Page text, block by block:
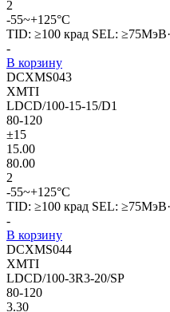
2
-55~+125°C
TID: ≥100 крад SEL:
-
В корзину
DCXMS043
XMTI
LDCD/100-15-15/D1
80-120
±15
15.00
80.00
2
-55~+125°C
TID: ≥100 крад SEL:
-
В корзину
DCXMS044
XMTI
LDCD/100-3R3-20/SP
80-120
3.30